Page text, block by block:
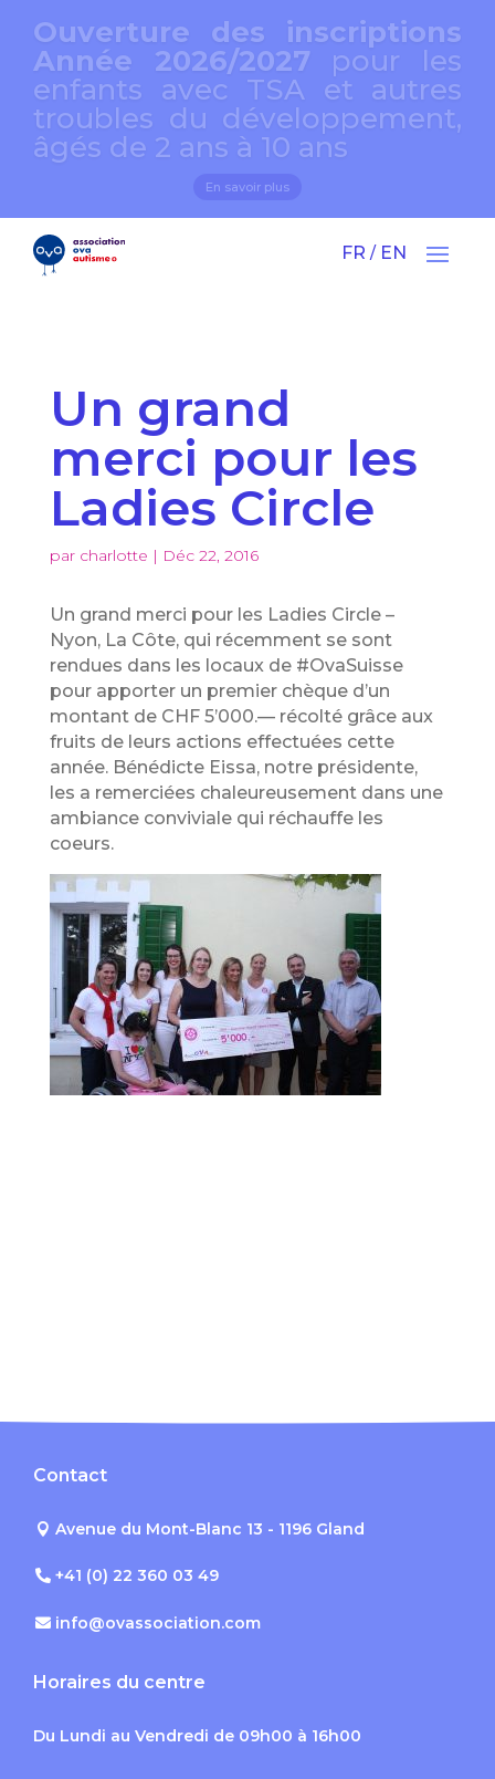
Ouverture des inscriptions
Année 2026/2027 pour les
enfants avec TSA et autres
troubles du développement,
âgés de 2 ans à 10 ans
En savoir plus
FR / EN
Un grand
merci pour les
Ladies Circle
par charlotte | Déc 22, 2016
Un grand merci pour les Ladies Circle –
Nyon, La Côte, qui récemment se sont
rendues dans les locaux de #OvaSuisse
pour apporter un premier chèque d’un
montant de CHF 5’000.— récolté grâce aux
fruits de leurs actions effectuées cette
année. Bénédicte Eissa, notre présidente,
les a remerciées chaleureusement dans une
ambiance conviviale qui réchauffe les
coeurs.
Contact
Avenue du Mont-Blanc 13 - 1196 Gland
+41 (0) 22 360 03 49
info@ovassociation.com
Horaires du centre
Du Lundi au Vendredi de 09h00 à 16h00